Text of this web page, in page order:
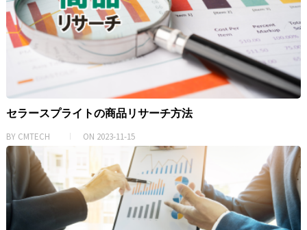
セラースプライトの商品リサーチ方法
BY CMTECH ON 2023-11-15